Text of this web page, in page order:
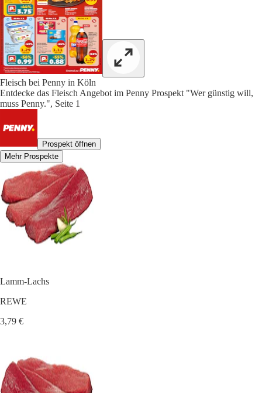
Fleisch bei Penny in Köln
Entdecke das Fleisch Angebot im Penny Prospekt "Wer günstig will,
muss Penny.", Seite 1
Prospekt öffnen
Mehr Prospekte
Lamm-Lachs
REWE
3,79 €